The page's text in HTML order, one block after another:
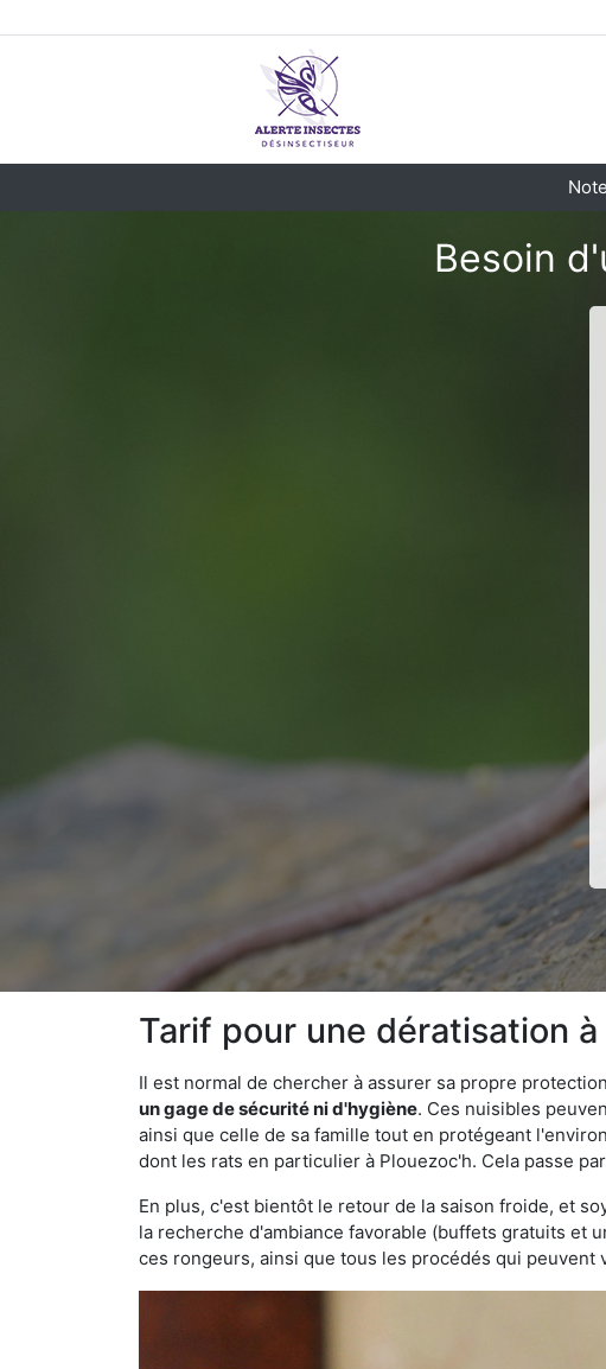
Besoin
Tarif pour une dératisation
Il est normal de chercher à assurer sa propre
un gage de sécurité ni d'hygiène. Ces nuisibles
ainsi que celle de sa famille tout en protégeant
dont les rats en particulier à Plouezoc'h. Cela passe
En plus, c'est bientôt le retour de la saison froide, et
la recherche d'ambiance favorable (buffets gratuits et
ces rongeurs, ainsi que tous les procédés qui